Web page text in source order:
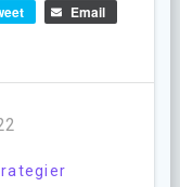
Email